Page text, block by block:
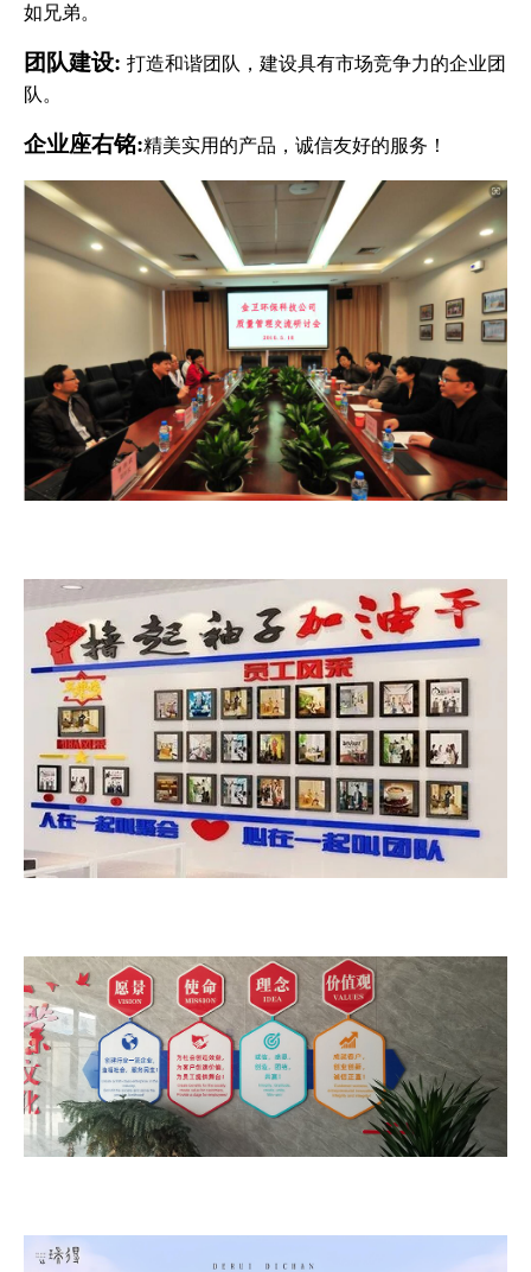
如兄弟。
团队建设: 打造和谐团队，建设具有市场竞争力的企业团
队。
企业座右铭:精美实用的产品，诚信友好的服务！